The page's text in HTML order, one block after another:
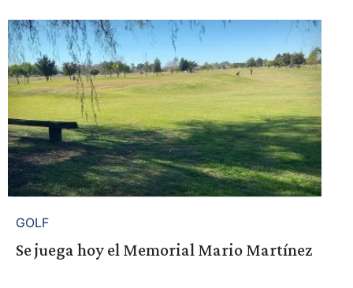
GOLF
Se juega hoy el Memorial Mario Martínez